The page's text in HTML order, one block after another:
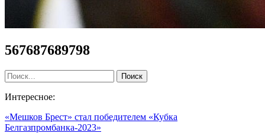
567687689798
Интересное:
«Мешков Брест» стал победителем «Кубка
Белгазпромбанка-2023»